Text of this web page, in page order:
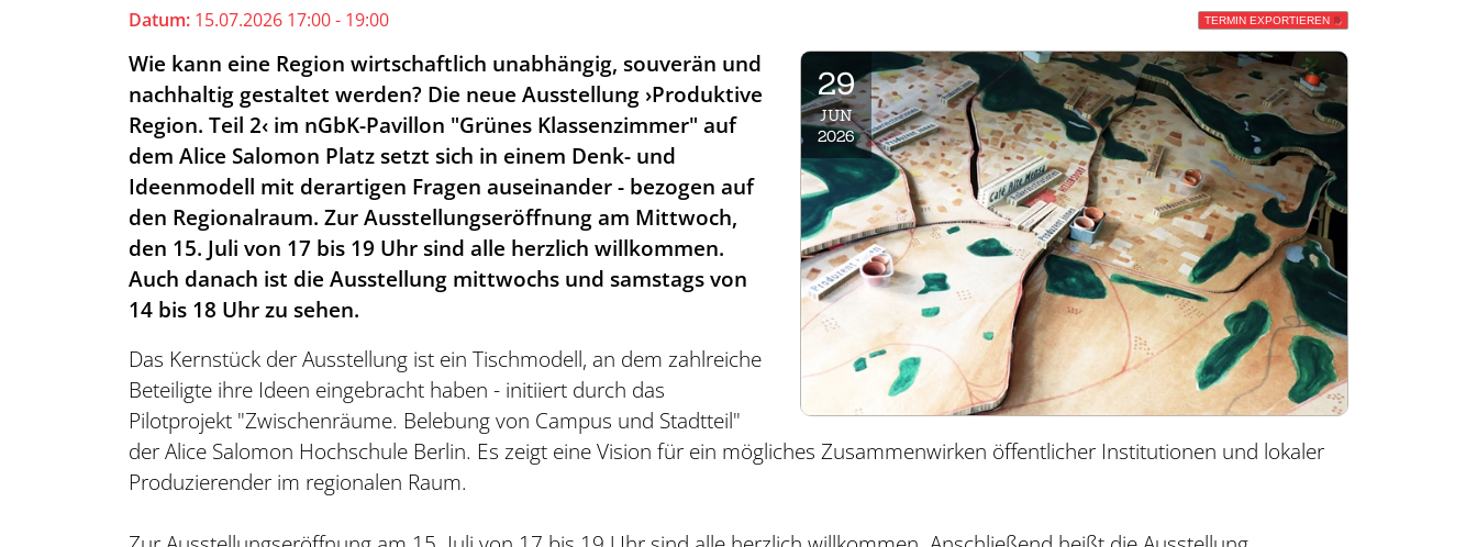
Datum: 15.07.2026 17:00 - 19:00 TERMIN EXPORTIEREN
29
JUN
2026
Wie kann eine Region wirtschaftlich unabhängig, souverän und
nachhaltig gestaltet werden? Die neue Ausstellung ›Produktive
Region. Teil 2‹ im nGbK-Pavillon "Grünes Klassenzimmer" auf
dem Alice Salomon Platz setzt sich in einem Denk- und
Ideenmodell mit derartigen Fragen auseinander - bezogen auf
den Regionalraum. Zur Ausstellungseröffnung am Mittwoch,
den 15. Juli von 17 bis 19 Uhr sind alle herzlich willkommen.
Auch danach ist die Ausstellung mittwochs und samstags von
14 bis 18 Uhr zu sehen.
Das Kernstück der Ausstellung ist ein Tischmodell, an dem zahlreiche
Beteiligte ihre Ideen eingebracht haben - initiiert durch das
Pilotprojekt "Zwischenräume. Belebung von Campus und Stadtteil"
der Alice Salomon Hochschule Berlin. Es zeigt eine Vision für ein mögliches Zusammenwirken öffentlicher Institutionen und lokaler
Produzierender im regionalen Raum.